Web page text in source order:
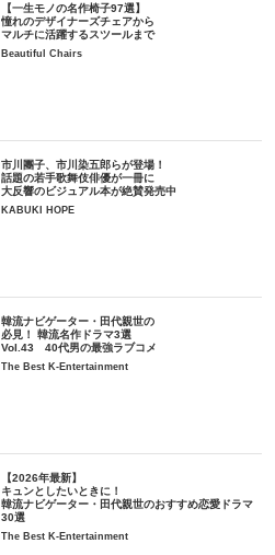
【一生モノの名作椅子97選】
憧れのデザイナーズチェアから
マルチに活躍するスツールまで
Beautiful Chairs
市川團子、市川染五郎らが登場！
話題の若手歌舞伎俳優が一冊に
大反響のビジュアル本が絶賛発売中
KABUKI HOPE
韓流ナビゲーター・田代親世の
必見！ 韓流名作ドラマ3選
Vol.43 40代男の最強ラブコメ
The Best K-Entertainment
【2026年最新】
キュンとしたいときに！
韓流ナビゲーター・田代親世のおすすめ恋愛ドラマ
30選
The Best K-Entertainment